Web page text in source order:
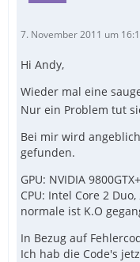
7. November 2011 um
Hi Andy,
Wieder mal eine
Nur ein Problem tut
Bei mir wird
gefunden.
GPU: NVIDIA
CPU: Intel Core 2
normale ist K.O
In Bezug auf
Ich hab die Code's